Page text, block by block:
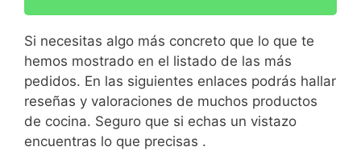
inducción.
los alimentos
Hecho de acero
inoxidable duradero con
acabado exterior pulido
de plata; recubrimiento
interior antiadherente de
teflón para liberar
Si necesitas algo más concreto que lo que te
hemos mostrado en el listado de las más
pedidos. En las siguientes enlaces podrás hallar
reseñas y valoraciones de muchos productos
de cocina. Seguro que si echas un vistazo
encuentras lo que precisas .